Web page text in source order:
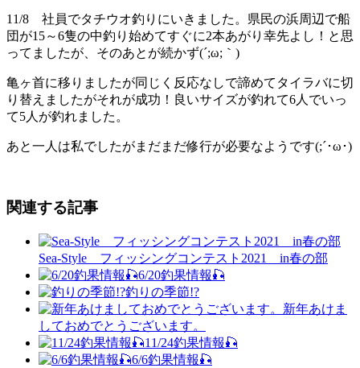
11/8 社員でタチウオ釣りにいきました。県民の浜周辺で船
団が15～6隻の中釣り始めてすぐに2本あがり幸先よし！と思
ってましたが、そのあとが続かず(´;ω;｀)
亀ヶ首に移りましたが同じく反応なしで諦めてタイラバに切
り替えましたがそれが成功！良いサイズが釣れて6人でいっ
て5人が釣れました。
あと一人は私でしたがまだまだ修行が必要なようです(;´･ω･)
関連する記事
Sea-Style フィッシングコンテスト2021 in春の部
6/20釣果情報🎣
釣りの季節!?
新年あけま
しておめでとうございます。
11/24釣果情報🎣
6/6釣果情報🎣